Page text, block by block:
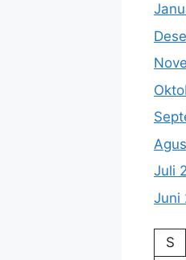
Juli
Juni
S